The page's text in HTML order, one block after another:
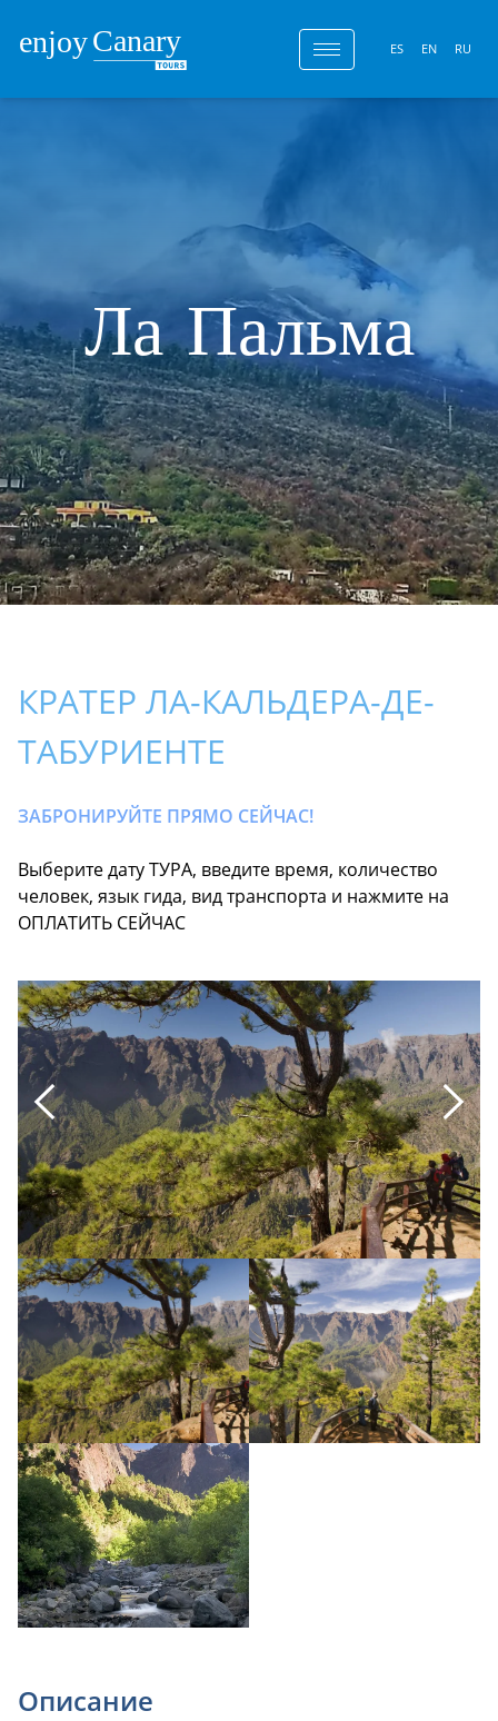
ES EN RU
Ла Пальма
КРАТЕР ЛА-КАЛЬДЕРА-ДЕ-
ТАБУРИЕНТЕ
ЗАБРОНИРУЙТЕ ПРЯМО СЕЙЧАС!
Выберите дату ТУРА, введите время, количество
человек, язык гида, вид транспорта и нажмите на
ОПЛАТИТЬ СЕЙЧАС
Описание